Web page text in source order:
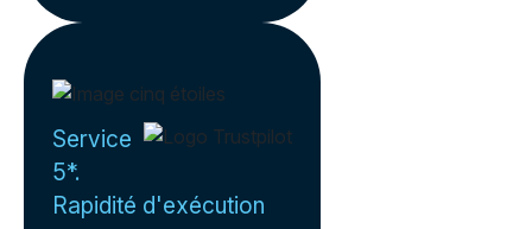
Service
5*.
Rapidité d'exécution